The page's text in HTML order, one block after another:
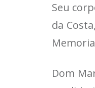
Seu
da
Dom